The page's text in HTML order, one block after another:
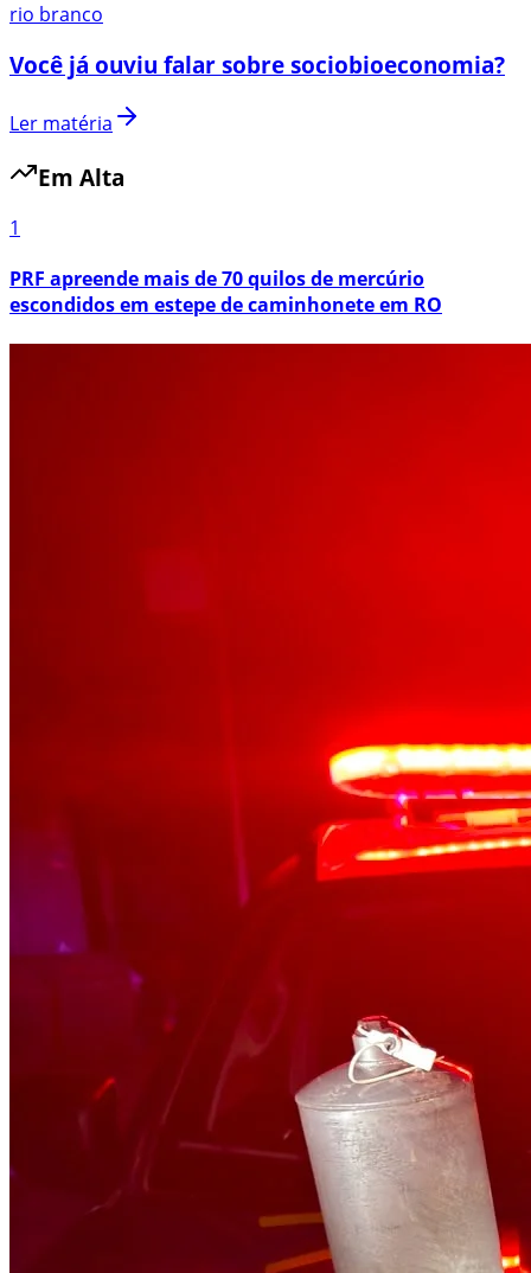
rio branco
Você já ouviu falar sobre sociobioeconomia?
Ler matéria
Em Alta
1
PRF apreende mais de 70 quilos de mercúrio
escondidos em estepe de caminhonete em RO